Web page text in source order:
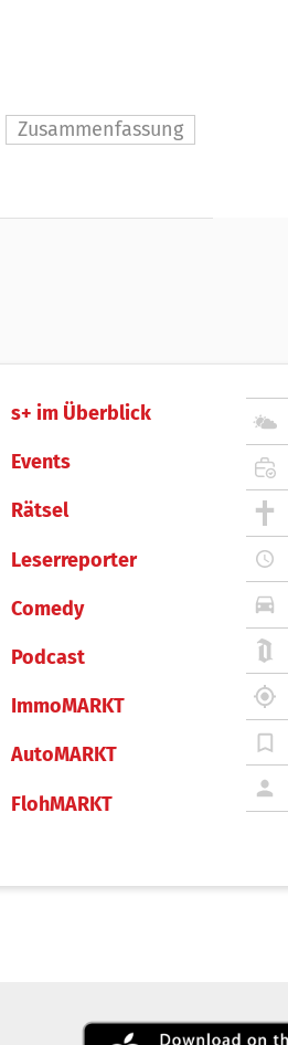
Zusammenfassung
s+ im Überblick
Events
Rätsel
Leserreporter
Comedy
Podcast
ImmoMARKT
AutoMARKT
FlohMARKT